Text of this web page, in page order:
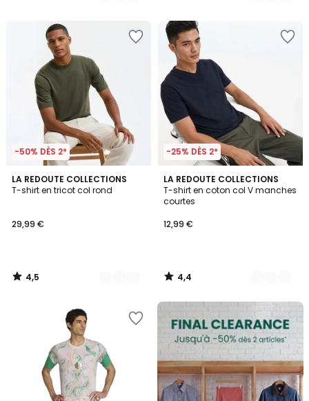
-50% DÈS 2*
LA REDOUTE COLLECTIONS
T-shirt en tricot col rond
29,99 €
4,5
/ 5
3
Couleurs
4,5
/
-25% DÈS 2*
LA REDOUTE COLLECTIONS
T-shirt en coton col V manches
courtes
12,99 €
4,4
/ 5
5
Couleurs
4,4
/
FINAL
CLEARANCE